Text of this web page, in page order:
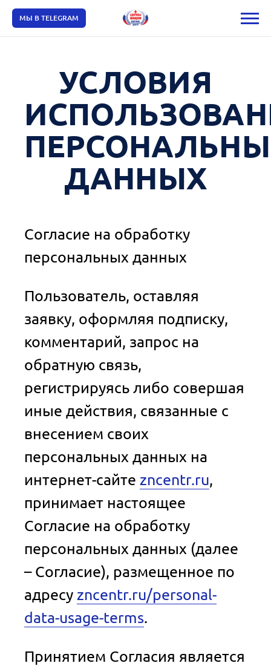
МЫ В TELEGRAM
УСЛОВИЯ
ДАННЫХ
Согласие на обработку
персональных данных
Пользователь, оставляя
заявку, оформляя подписку,
комментарий, запрос на
обратную связь,
регистрируясь либо совершая
иные действия, связанные с
внесением своих
персональных данных на
интернет-сайте zncentr.ru,
принимает настоящее
Согласие на обработку
персональных данных (далее
– Согласие), размещенное по
адресу zncentr.ru/personal-
data-usage-terms.
Принятием Согласия является